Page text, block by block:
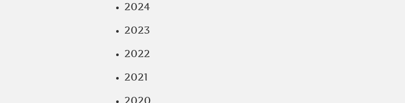
2024
2023
2022
2021
2020